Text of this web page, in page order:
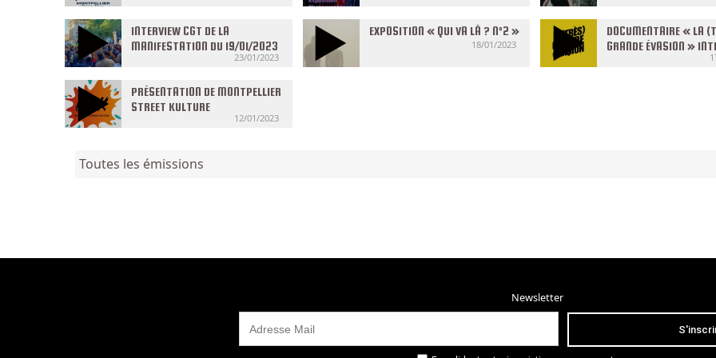
INTERVIEW CGT DE LA
MANIFESTATION DU 19/01/2023
23/01/2023
EXPOSITION « QUI VA LÀ ? N°2 »
18/01/2023
DOCUMENTAIRE « LA
GRANDE ÉVASION »
PRÉSENTATION DE MONTPELLIER
STREET KULTURE
12/01/2023
Toutes les émissions
Newsletter